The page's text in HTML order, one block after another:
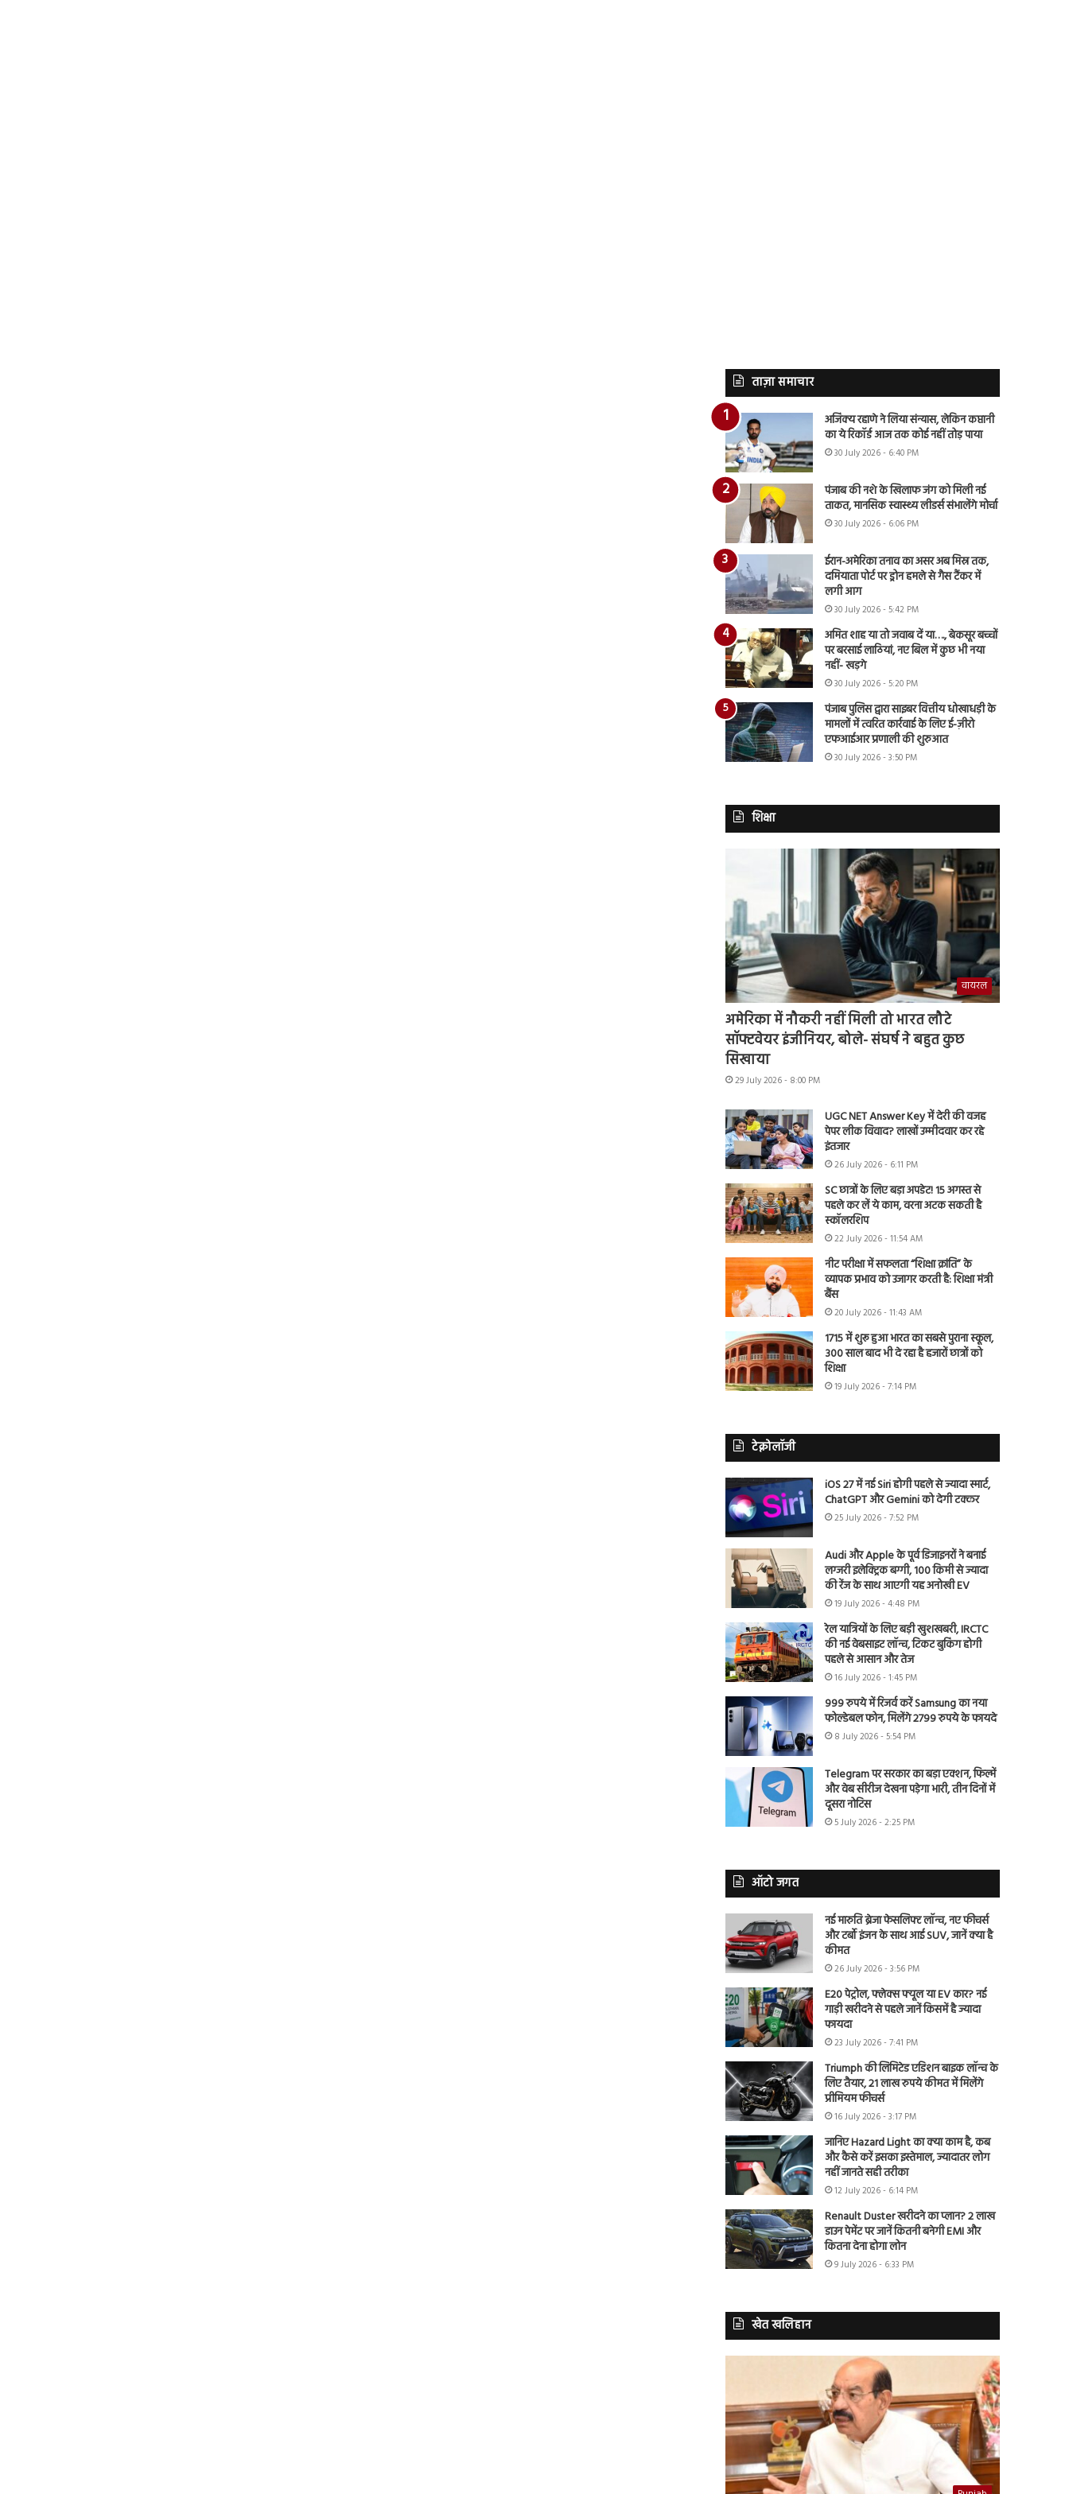
ताज़ा समाचार
अजिंक्य रहाणे ने लिया संन्यास, लेकिन कप्तानी
का ये रिकॉर्ड आज तक कोई नहीं तोड़ पाया
30 July 2026 - 6:40 PM
पंजाब की नशे के खिलाफ जंग को मिली नई
ताकत, मानसिक स्वास्थ्य लीडर्स संभालेंगे मोर्चा
30 July 2026 - 6:06 PM
ईरान-अमेरिका तनाव का असर अब मिस्र तक,
दमियाता पोर्ट पर ड्रोन हमले से गैस टैंकर में
लगी आग
30 July 2026 - 5:42 PM
अमित शाह या तो जवाब दें या…., बेकसूर बच्चों
पर बरसाई लाठियां, नए बिल में कुछ भी नया
नहीं- खड़गे
30 July 2026 - 5:20 PM
पंजाब पुलिस द्वारा साइबर वित्तीय धोखाधड़ी के
मामलों में त्वरित कार्रवाई के लिए ई-ज़ीरो
एफआईआर प्रणाली की शुरुआत
30 July 2026 - 3:50 PM
शिक्षा
वायरल
अमेरिका में नौकरी नहीं मिली तो भारत लौटे
सॉफ्टवेयर इंजीनियर, बोले- संघर्ष ने बहुत कुछ
सिखाया
29 July 2026 - 8:00 PM
UGC NET Answer Key में देरी की वजह
पेपर लीक विवाद? लाखों उम्मीदवार कर रहे
इंतजार
26 July 2026 - 6:11 PM
SC छात्रों के लिए बड़ा अपडेट! 15 अगस्त से
पहले कर लें ये काम, वरना अटक सकती है
स्कॉलरशिप
22 July 2026 - 11:54 AM
नीट परीक्षा में सफलता “शिक्षा क्रांति” के
व्यापक प्रभाव को उजागर करती है: शिक्षा मंत्री
बैंस
20 July 2026 - 11:43 AM
1715 में शुरू हुआ भारत का सबसे पुराना स्कूल,
300 साल बाद भी दे रहा है हजारों छात्रों को
शिक्षा
19 July 2026 - 7:14 PM
टेक्नोलॉजी
iOS 27 में नई Siri होगी पहले से ज्यादा स्मार्ट,
ChatGPT और Gemini को देगी टक्कर
25 July 2026 - 7:52 PM
Audi और Apple के पूर्व डिजाइनरों ने बनाई
लग्जरी इलेक्ट्रिक बग्गी, 100 किमी से ज्यादा
की रेंज के साथ आएगी यह अनोखी EV
19 July 2026 - 4:48 PM
रेल यात्रियों के लिए बड़ी खुशखबरी, IRCTC
की नई वेबसाइट लॉन्च, टिकट बुकिंग होगी
पहले से आसान और तेज
16 July 2026 - 1:45 PM
999 रुपये में रिजर्व करें Samsung का नया
फोल्डेबल फोन, मिलेंगे 2799 रुपये के फायदे
8 July 2026 - 5:54 PM
Telegram पर सरकार का बड़ा एक्शन, फिल्में
और वेब सीरीज देखना पड़ेगा भारी, तीन दिनों में
दूसरा नोटिस
5 July 2026 - 2:25 PM
ऑटो जगत
नई मारुति ब्रेजा फेसलिफ्ट लॉन्च, नए फीचर्स
और टर्बो इंजन के साथ आई SUV, जानें क्या है
कीमत
26 July 2026 - 3:56 PM
E20 पेट्रोल, फ्लेक्स फ्यूल या EV कार? नई
गाड़ी खरीदने से पहले जानें किसमें है ज्यादा
फायदा
23 July 2026 - 7:41 PM
Triumph की लिमिटेड एडिशन बाइक लॉन्च के
लिए तैयार, 21 लाख रुपये कीमत में मिलेंगे
प्रीमियम फीचर्स
16 July 2026 - 3:17 PM
जानिए Hazard Light का क्या काम है, कब
और कैसे करें इसका इस्तेमाल, ज्यादातर लोग
नहीं जानते सही तरीका
12 July 2026 - 6:14 PM
Renault Duster खरीदने का प्लान? 2 लाख
डाउन पेमेंट पर जानें कितनी बनेगी EMI और
कितना देना होगा लोन
9 July 2026 - 6:33 PM
खेत खलिहान